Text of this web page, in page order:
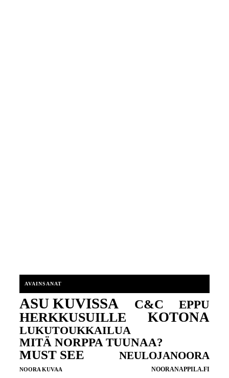
AVAINSANAT
ASU KUVISSA C&C EPPU
HERKKUSUILLE KOTONA
LUKUTOUKKAILUA
MITÄ NORPPA TUUNAA?
MUST SEE NEULOJANOORA
NOORA KUVAA NOORANAPPILA.FI